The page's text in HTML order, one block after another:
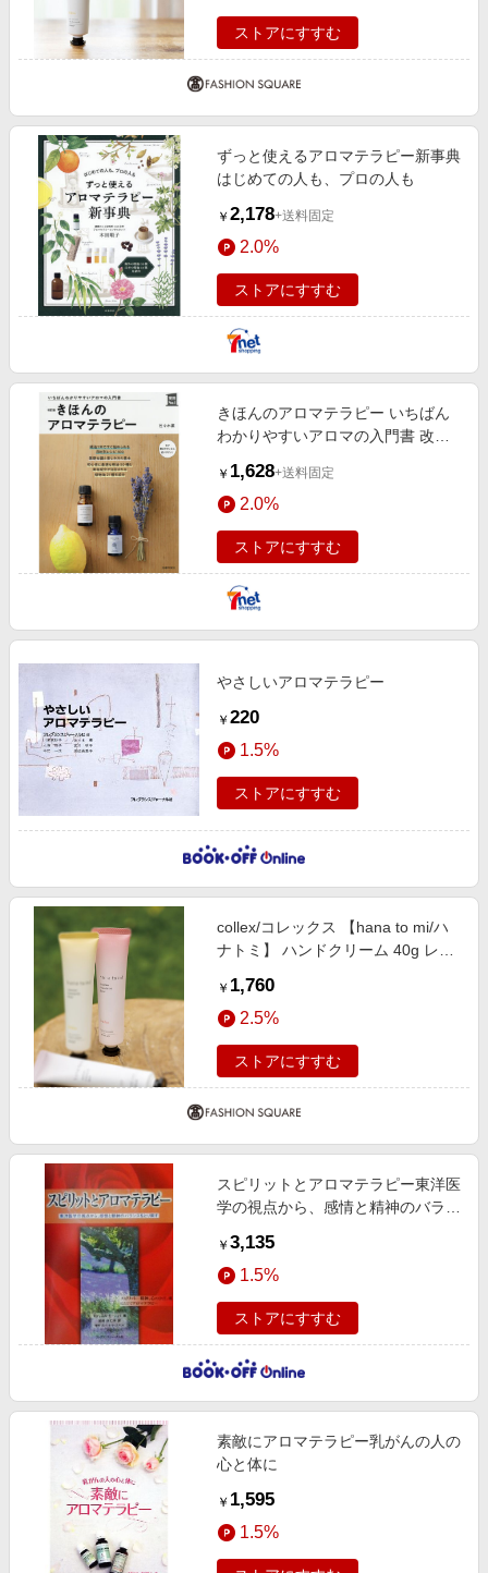
ストアにすすむ
ずっと使えるアロマテラピー新事典
はじめての人も、プロの人も
￥ 2,178+送料固定
2.0%
ストアにすすむ
きほんのアロマテラピー いちばん
わかりやすいアロマの入門書 改訂
￥ 1,628+送料固定
2.0%
ストアにすすむ
やさしいアロマテラピー
￥ 220
1.5%
ストアにすすむ
collex/コレックス 【hana to mi/ハ
ナトミ】 ハンドクリーム 40g レッ
￥ 1,760
2.5%
ストアにすすむ
スピリットとアロマテラピー東洋医
学の視点から、感情と精神のバラン
￥ 3,135
1.5%
ストアにすすむ
素敵にアロマテラピー乳がんの人の
心と体に
￥ 1,595
1.5%